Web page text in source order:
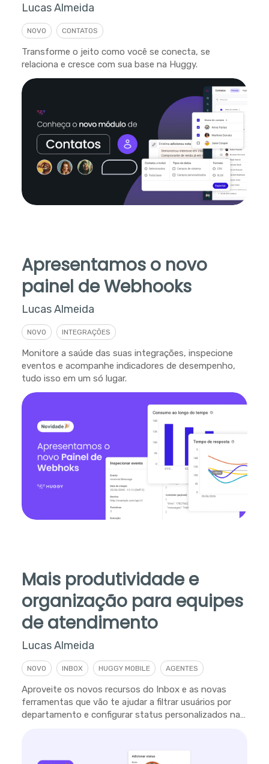
Lucas Almeida
NOVO CONTATOS
Transforme o jeito como você se conecta, se
relaciona e cresce com sua base na Huggy.
Apresentamos o novo
painel de Webhooks
Lucas Almeida
NOVO INTEGRAÇÕES
Monitore a saúde das suas integrações, inspecione
eventos e acompanhe indicadores de desempenho,
tudo isso em um só lugar.
Mais produtividade e
organização para equipes
de atendimento
Lucas Almeida
NOVO INBOX HUGGY MOBILE AGENTES
Aproveite os novos recursos do Inbox e as novas
ferramentas que vão te ajudar a filtrar usuários por
departamento e configurar status personalizados na